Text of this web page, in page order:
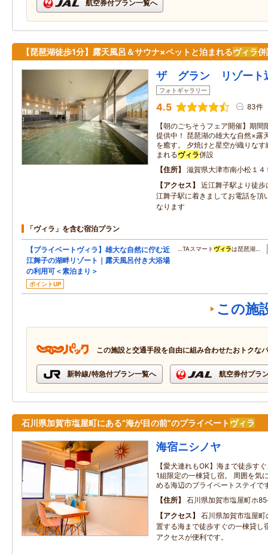
航空券付プラン一覧へ
【琵琶湖徒歩1分】露天風呂＆サウナ×ペットと泊まれるヴィラ併
ザ グラン リゾート
フォトギャラリー
4.5 83件
【朝のごちそうフェア開催】期
提供中！ 琵琶湖の雄大な自然×露
を癒す。 夕焼けと星空が織りな
まれるヴィラ併設
住所
滋賀県大津市南小松１４
アクセス
近江舞子駅より徒
江舞子駅に着きましてお電話を頂
なります
「ヴィラ」を含む宿泊プラン
【プライベートヴィラ】雄大な自然に佇む近
江舞子の湖畔リゾート｜露天風呂付き大浴場
の利用可＜素泊まり＞
ポイントUP
…TAスマート ヴィラは琵琶湖…
この施
この施設と交通手段を自由に組み合わせたおトクな
新幹線/特急付プラン一覧へ 航空券付プラ
石川県加賀市塩屋町にある“海が目の前”のプライベートヴィラ
海宿ニシノヤ
【愛犬連れもOK】海まで徒歩す
1組限定の一棟貸し宿。 周囲を気
める海辺のプライベートステイで
住所
石川県加賀市塩屋町ホ
アクセス
石川県加賀市塩屋
置する海まで徒歩すぐの一棟貸し
アクセスが便利です。